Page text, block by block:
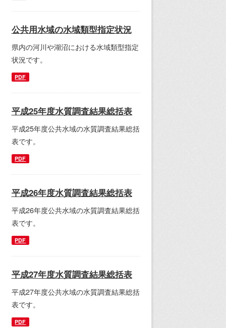
公共用水域の水域類型指定状況
県内の河川や湖沼における水域類型指定
状況です。
PDF
平成25年度水質調査結果総括表
平成25年度公共水域の水質調査結果総括
表です。
PDF
平成26年度水質調査結果総括表
平成26年度公共水域の水質調査結果総括
表です。
PDF
平成27年度水質調査結果総括表
平成27年度公共水域の水質調査結果総括
表です。
PDF